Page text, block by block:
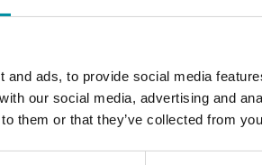
and ads, to provide social media
our social media, advertising and
them or that they’ve collected from